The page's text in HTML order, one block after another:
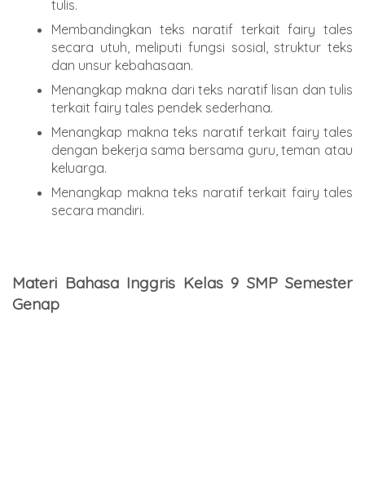
tulis.
Membandingkan teks naratif terkait fairy tales
secara utuh, meliputi fungsi sosial, struktur teks
dan unsur kebahasaan.
Menangkap makna dari teks naratif lisan dan tulis
terkait fairy tales pendek sederhana.
Menangkap makna teks naratif terkait fairy tales
dengan bekerja sama bersama guru, teman atau
keluarga.
Menangkap makna teks naratif terkait fairy tales
secara mandiri.
Materi Bahasa Inggris Kelas 9 SMP Semester
Genap